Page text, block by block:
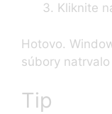
Kliknite
Hotovo.
súbory
Tip